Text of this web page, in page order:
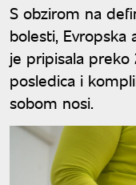
S obzirom na
bolesti, Evropska
je pripisala
posledica i
sobom nosi.